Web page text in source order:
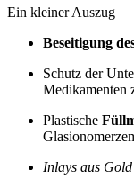
Ein kleiner Auszug
Beseitigung
Schutz der
Medikamenten
Plastische
Inlays aus